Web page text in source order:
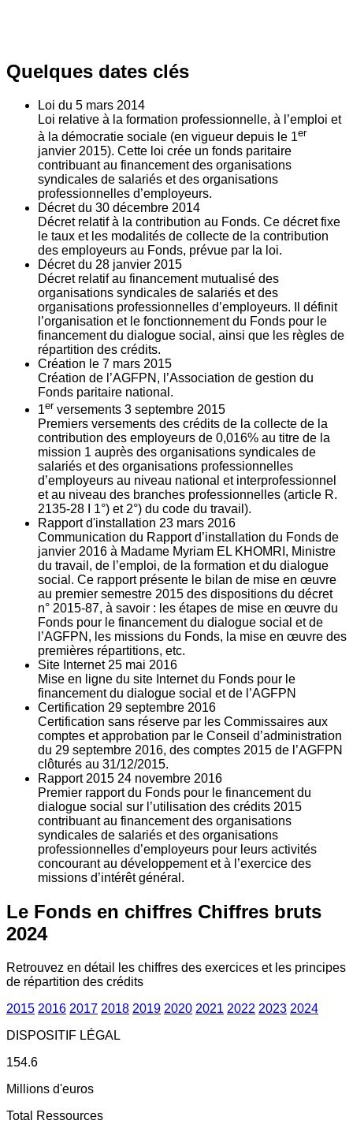
Quelques dates clés
Loi du 5 mars 2014
Loi relative à la formation professionnelle, à l’emploi et
à la démocratie sociale (en vigueur depuis le 1er
janvier 2015). Cette loi crée un fonds paritaire
contribuant au financement des organisations
syndicales de salariés et des organisations
professionnelles d’employeurs.
Décret du 30 décembre 2014
Décret relatif à la contribution au Fonds. Ce décret fixe
le taux et les modalités de collecte de la contribution
des employeurs au Fonds, prévue par la loi.
Décret du 28 janvier 2015
Décret relatif au financement mutualisé des
organisations syndicales de salariés et des
organisations professionnelles d’employeurs. Il définit
l’organisation et le fonctionnement du Fonds pour le
financement du dialogue social, ainsi que les règles de
répartition des crédits.
Création le 7 mars 2015
Création de l’AGFPN, l’Association de gestion du
Fonds paritaire national.
1er versements 3 septembre 2015
Premiers versements des crédits de la collecte de la
contribution des employeurs de 0,016% au titre de la
mission 1 auprès des organisations syndicales de
salariés et des organisations professionnelles
d’employeurs au niveau national et interprofessionnel
et au niveau des branches professionnelles (article R.
2135‐28 I 1°) et 2°) du code du travail).
Rapport d'installation 23 mars 2016
Communication du Rapport d’installation du Fonds de
janvier 2016 à Madame Myriam EL KHOMRI, Ministre
du travail, de l’emploi, de la formation et du dialogue
social. Ce rapport présente le bilan de mise en œuvre
au premier semestre 2015 des dispositions du décret
n° 2015-87, à savoir : les étapes de mise en œuvre du
Fonds pour le financement du dialogue social et de
l’AGFPN, les missions du Fonds, la mise en œuvre des
premières répartitions, etc.
Site Internet 25 mai 2016
Mise en ligne du site Internet du Fonds pour le
financement du dialogue social et de l’AGFPN
Certification 29 septembre 2016
Certification sans réserve par les Commissaires aux
comptes et approbation par le Conseil d’administration
du 29 septembre 2016, des comptes 2015 de l’AGFPN
clôturés au 31/12/2015.
Rapport 2015 24 novembre 2016
Premier rapport du Fonds pour le financement du
dialogue social sur l’utilisation des crédits 2015
contribuant au financement des organisations
syndicales de salariés et des organisations
professionnelles d’employeurs pour leurs activités
concourant au développement et à l’exercice des
missions d’intérêt général.
Le Fonds en chiffres Chiffres bruts
2024
Retrouvez en détail les chiffres des exercices et les principes
de répartition des crédits
2015 2016 2017 2018 2019 2020 2021 2022 2023 2024
DISPOSITIF LÉGAL
154.6
Millions d'euros
Total Ressources